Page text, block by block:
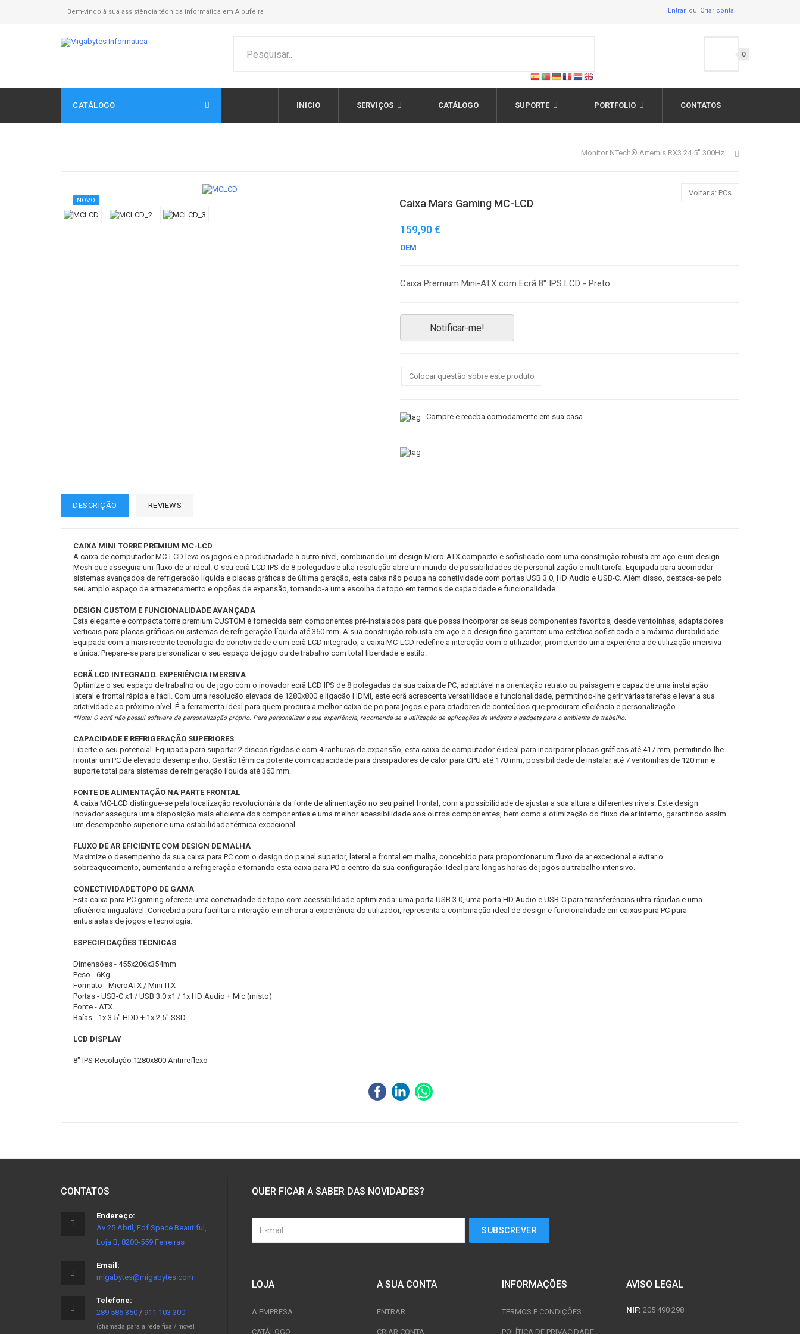
Bem-vindo à sua assistência técnica informática em Albufeira Entrar Criar conta
0
CATÁLOGO INICIO SERVIÇOS CATÁLOGO SUPORTE PORTFOLIO CONTATOS
Monitor NTech® Artemis RX3 24.5'' 300Hz
NOVO
Voltar a: PCs
Caixa Mars Gaming MC-LCD
159,90 €
OEM
Caixa Premium Mini-ATX com Ecrã 8'' IPS LCD - Preto
Notificar-me!
Colocar questão sobre este produto
Compre e receba comodamente em sua casa.
DESCRIÇÃO REVIEWS
CAIXA MINI TORRE PREMIUM MC-LCD
A caixa de computador MC-LCD leva os jogos e a produtividade a outro nível, combinando um design Micro-ATX compacto e sofisticado com uma construção robusta em aço e um design
Mesh que assegura um fluxo de ar ideal. O seu ecrã LCD IPS de 8 polegadas e alta resolução abre um mundo de possibilidades de personalização e multitarefa. Equipada para acomodar
sistemas avançados de refrigeração líquida e placas gráficas de última geração, esta caixa não poupa na conetividade com portas USB 3.0, HD Audio e USB-C. Além disso, destaca-se pelo
seu amplo espaço de armazenamento e opções de expansão, tornando-a uma escolha de topo em termos de capacidade e funcionalidade.
DESIGN CUSTOM E FUNCIONALIDADE AVANÇADA
Esta elegante e compacta torre premium CUSTOM é fornecida sem componentes pré-instalados para que possa incorporar os seus componentes favoritos, desde ventoinhas, adaptadores
verticais para placas gráficas ou sistemas de refrigeração líquida até 360 mm. A sua construção robusta em aço e o design fino garantem uma estética sofisticada e a máxima durabilidade.
Equipada com a mais recente tecnologia de conetividade e um ecrã LCD integrado, a caixa MC-LCD redefine a interação com o utilizador, prometendo uma experiência de utilização imersiva
e única. Prepare-se para personalizar o seu espaço de jogo ou de trabalho com total liberdade e estilo.
ECRÃ LCD INTEGRADO. EXPERIÊNCIA IMERSIVA
Optimize o seu espaço de trabalho ou de jogo com o inovador ecrã LCD IPS de 8 polegadas da sua caixa de PC, adaptável na orientação retrato ou paisagem e capaz de uma instalação
lateral e frontal rápida e fácil. Com uma resolução elevada de 1280x800 e ligação HDMI, este ecrã acrescenta versatilidade e funcionalidade, permitindo-lhe gerir várias tarefas e levar a sua
criatividade ao próximo nível. É a ferramenta ideal para quem procura a melhor caixa de pc para jogos e para criadores de conteúdos que procuram eficiência e personalização.
*Nota: O ecrã não possui software de personalização próprio. Para personalizar a sua experiência, recomenda-se a utilização de aplicações de widgets e gadgets para o ambiente de trabalho.
CAPACIDADE E REFRIGERAÇÃO SUPERIORES
Liberte o seu potencial. Equipada para suportar 2 discos rígidos e com 4 ranhuras de expansão, esta caixa de computador é ideal para incorporar placas gráficas até 417 mm, permitindo-lhe
montar um PC de elevado desempenho. Gestão térmica potente com capacidade para dissipadores de calor para CPU até 170 mm, possibilidade de instalar até 7 ventoinhas de 120 mm e
suporte total para sistemas de refrigeração líquida até 360 mm.
FONTE DE ALIMENTAÇÃO NA PARTE FRONTAL
A caixa MC-LCD distingue-se pela localização revolucionária da fonte de alimentação no seu painel frontal, com a possibilidade de ajustar a sua altura a diferentes níveis. Este design
inovador assegura uma disposição mais eficiente dos componentes e uma melhor acessibilidade aos outros componentes, bem como a otimização do fluxo de ar interno, garantindo assim
um desempenho superior e uma estabilidade térmica excecional.
FLUXO DE AR EFICIENTE COM DESIGN DE MALHA
Maximize o desempenho da sua caixa para PC com o design do painel superior, lateral e frontal em malha, concebido para proporcionar um fluxo de ar excecional e evitar o
sobreaquecimento, aumentando a refrigeração e tornando esta caixa para PC o centro da sua configuração. Ideal para longas horas de jogos ou trabalho intensivo.
CONECTIVIDADE TOPO DE GAMA
Esta caixa para PC gaming oferece uma conetividade de topo com acessibilidade optimizada: uma porta USB 3.0, uma porta HD Audio e USB-C para transferências ultra-rápidas e uma
eficiência inigualável. Concebida para facilitar a interação e melhorar a experiência do utilizador, representa a combinação ideal de design e funcionalidade em caixas para PC para
entusiastas de jogos e tecnologia.
ESPECIFICAÇÕES TÉCNICAS
Dimensões - 455x206x354mm
Peso - 6Kg
Formato - MicroATX / Mini-ITX
Portas - USB-C x1 / USB 3.0 x1 / 1x HD Audio + Mic (misto)
Fonte - ATX
Baías - 1x 3.5" HDD + 1x 2.5" SSD
LCD DISPLAY
8" IPS Resolução 1280x800 Antirreflexo
CONTATOS
Endereço:
Av 25 Abril, Edf Space Beautiful,
Loja B, 8200-559 Ferreiras
Email:
migabytes@migabytes.com
Telefone:
289 586 350 / 911 103 300
(chamada para a rede fixa / móvel
QUER FICAR A SABER DAS NOVIDADES?
LOJA
A EMPRESA
CATÁLOGO
A SUA CONTA
ENTRAR
CRIAR CONTA
INFORMAÇÕES
TERMOS E CONDIÇÕES
POLÍTICA DE PRIVACIDADE
AVISO LEGAL
NIF: 205 490 298